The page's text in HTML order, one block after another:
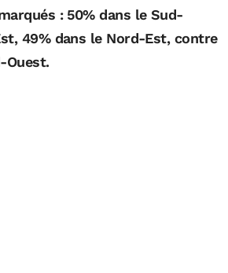
: 50% dans le Sud-
49% dans le Nord-Est, contre
Ouest.